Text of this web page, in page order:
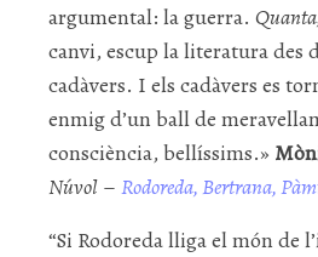
argumental: la guerra.
canvi, escup la literatura des
cadàvers. I els cadàvers es
enmig d’un ball de
consciència, bellíssims.»
Núvol – Rodoreda, Bertrana,
“Si Rodoreda lliga el món de